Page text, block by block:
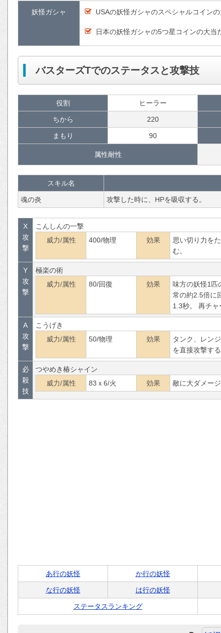
妖怪ガシャ USAの妖怪ガシャのスペシャルコイン
日本の妖怪ガシャの5つ星コインの大当
バスターズTでのステータスと攻撃技
役割 ヒーラー
ちから 220
まもり 90
属性耐性
スキル名
魂の炎 攻撃した時に、HPを吸収する。
X
攻
撃
こんしんの一撃
威力/属性
400/物理 効果
思い切り力を
む。
Y
攻
撃
極楽の術
威力/属性
80/回復 効果
味方の妖怪1匹
常の約2.5倍に
1.3秒。 再チ
A
攻
撃
こうげき
威力/属性
50/物理 効果
タンク、レン
を直接攻撃す
必
殺
技
つやめき椿シャイン
威力/属性
83ｘ6/火 効果 敵に大ダメー
あ行の妖怪 か行の妖怪
な行の妖怪 は行の妖怪
ステータスランキング